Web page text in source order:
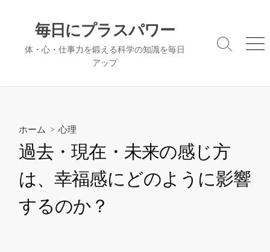
毎日にプラスパワー
体・心・仕事力を鍛える科学の知識を毎日
アップ
検
メ
ホーム > 心理
過去・現在・未来の感じ方
は、幸福感にどのように影響
するのか？